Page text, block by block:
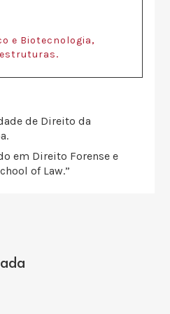
e Biotecnologia,
.
de Direito da
em Direito Forense e
of Law.”